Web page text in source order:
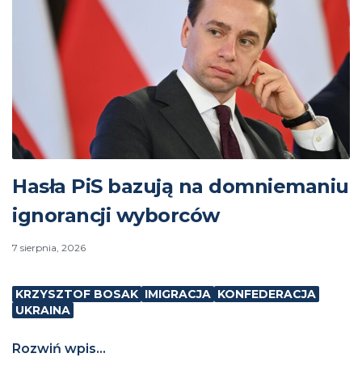
Hasła PiS bazują na domniemaniu
ignorancji wyborców
7 sierpnia, 2026
KRZYSZTOF BOSAK IMIGRACJA KONFEDERACJA
UKRAINA
Rozwiń wpis...